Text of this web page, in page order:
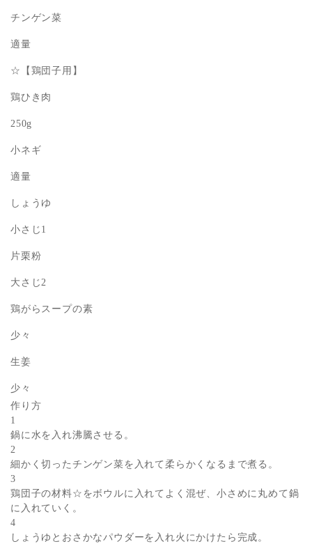
チンゲン菜
適量
☆【鶏団子用】
鶏ひき肉
250g
小ネギ
適量
しょうゆ
小さじ1
片栗粉
大さじ2
鶏がらスープの素
少々
生姜
少々
作り方
1
鍋に水を入れ沸騰させる。
2
細かく切ったチンゲン菜を入れて柔らかくなるまで煮る。
3
鶏団子の材料☆をボウルに入れてよく混ぜ、小さめに丸めて鍋
に入れていく。
4
しょうゆとおさかなパウダーを入れ火にかけたら完成。